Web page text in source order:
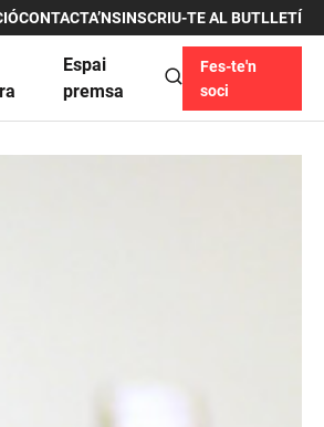
CONTACTA’NSINSCRIU-TE AL BUTLLETÍ
Espai
premsa
Fes-te'n
soci